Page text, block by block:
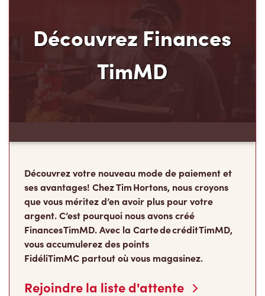
Découvrez Finances
TimMD
Découvrez votre nouveau mode de paiement et
ses avantages! Chez Tim Hortons, nous croyons
que vous méritez d’en avoir plus pour votre
argent. C’est pourquoi nous avons créé
Finances TimMD. Avec la Carte de crédit TimMD,
vous accumulerez des points
FidéliTimMC partout où vous magasinez.
Rejoindre la liste d'attente